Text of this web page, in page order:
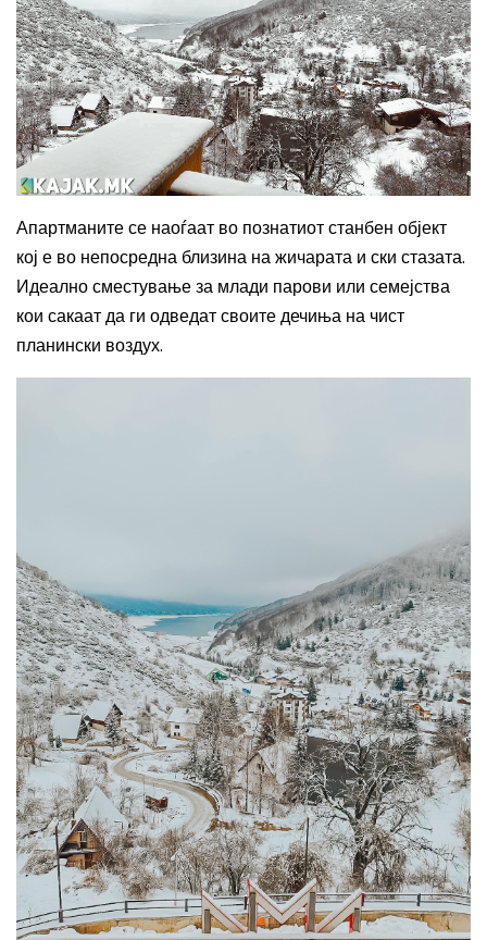
Апартманите се наоѓаат во познатиот станбен објект
кој е во непосредна близина на жичарата и ски стазата.
Идеално сместување за млади парови или семејства
кои сакаат да ги одведат своите дечиња на чист
планински воздух.